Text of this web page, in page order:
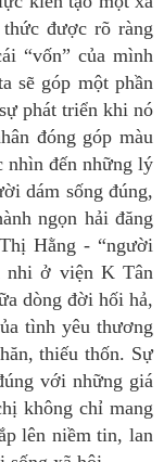
được rõ ràng
“vốn” của mình
sẽ góp một phần
phát triển khi nó
đóng góp màu
nhìn đến những lý
dám sống đúng,
ngọn hải đăng
Hằng - “người
nhi ở viện K Tân
dòng đời hối hả,
tình yêu thương
thiếu thốn. Sự
với những giá
không chỉ mang
lên niềm tin, lan